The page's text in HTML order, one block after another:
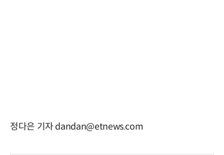
정다은 기자 dandan@etnews.com